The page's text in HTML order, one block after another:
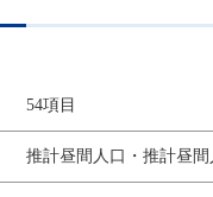
54項目
推計昼間人口・推計昼